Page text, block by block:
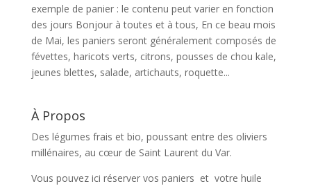
exemple de panier : le contenu peut varier en fonction
des jours Bonjour à toutes et à tous, En ce beau mois
de Mai, les paniers seront généralement composés de
févettes, haricots verts, citrons, pousses de chou kale,
jeunes blettes, salade, artichauts, roquette...
À Propos
Des légumes frais et bio, poussant entre des oliviers
millénaires, au cœur de Saint Laurent du Var.
Vous pouvez ici réserver vos paniers et votre huile